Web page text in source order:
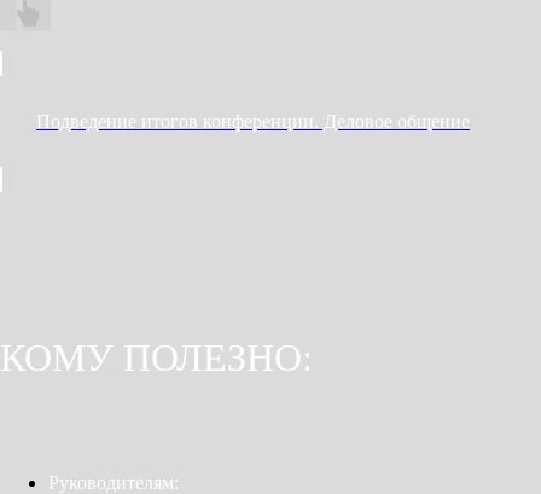
Подведение итогов конференции. Деловое общение
КОМУ ПОЛЕЗНО:
Руководителям: